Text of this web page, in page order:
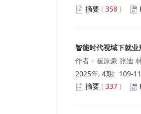
摘要 ( 358 )
智能时代视域下就
作者：崔原豪 张迪
2025年, 4期: 109-
摘要 ( 337 )